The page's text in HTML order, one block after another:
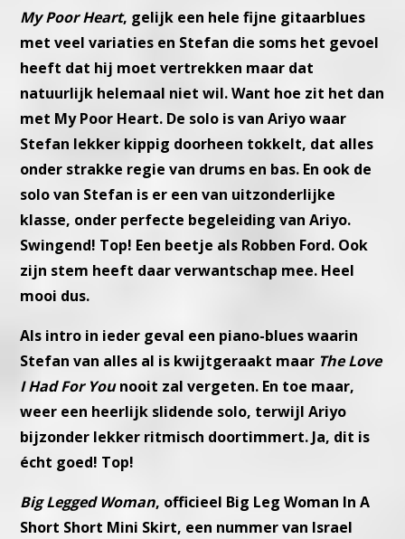
My Poor Heart, gelijk een hele fijne gitaarblues
met veel variaties en Stefan die soms het gevoel
heeft dat hij moet vertrekken maar dat
natuurlijk helemaal niet wil. Want hoe zit het dan
met My Poor Heart. De solo is van Ariyo waar
Stefan lekker kippig doorheen tokkelt, dat alles
onder strakke regie van drums en bas. En ook de
solo van Stefan is er een van uitzonderlijke
klasse, onder perfecte begeleiding van Ariyo.
Swingend! Top! Een beetje als Robben Ford. Ook
zijn stem heeft daar verwantschap mee. Heel
mooi dus.
Als intro in ieder geval een piano-blues waarin
Stefan van alles al is kwijtgeraakt maar The Love
I Had For Younooit zal vergeten. En toe maar,
weer een heerlijk slidende solo, terwijl Ariyo
bijzonder lekker ritmisch doortimmert. Ja, dit is
écht goed! Top!
Big Legged Woman, officieel Big Leg Woman In A
Short Short Mini Skirt, een nummer van Israel